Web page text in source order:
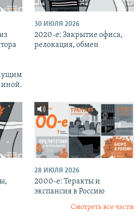
30 ИЮЛЯ 2026
2020-е: Закрытие офиса,
релокация, обмен
28 ИЮЛЯ 2026
2000-е: Теракты и
экспансия в Россию
Смотреть все части